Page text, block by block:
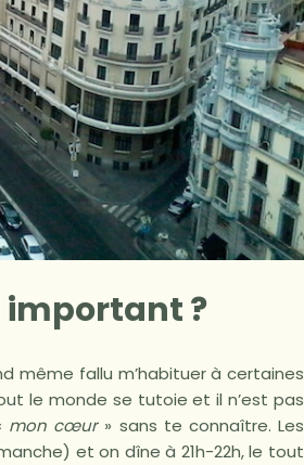
?
même fallu m’habituer à certaines
le monde se tutoie et il n’est pas
mon cœur » sans te connaître. Les
et on dîne à 21h-22h, le tout